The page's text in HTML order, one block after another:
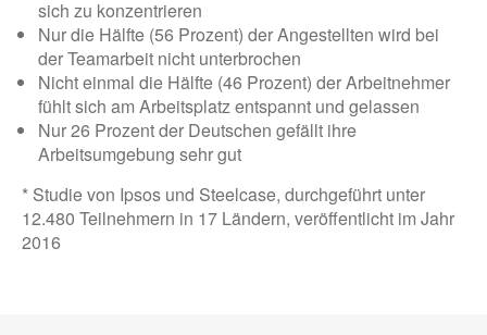
sich zu konzentrieren
Nur die Hälfte (56 Prozent) der Angestellten wird bei
der Teamarbeit nicht unterbrochen
Nicht einmal die Hälfte (46 Prozent) der Arbeitnehmer
fühlt sich am Arbeitsplatz entspannt und gelassen
Nur 26 Prozent der Deutschen gefällt ihre
Arbeitsumgebung sehr gut
* Studie von Ipsos und Steelcase, durchgeführt unter
12.480 Teilnehmern in 17 Ländern, veröffentlicht im Jahr
2016